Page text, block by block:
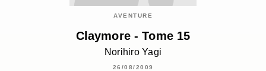
AVENTURE
Claymore - Tome 15
Norihiro Yagi
26/08/2009